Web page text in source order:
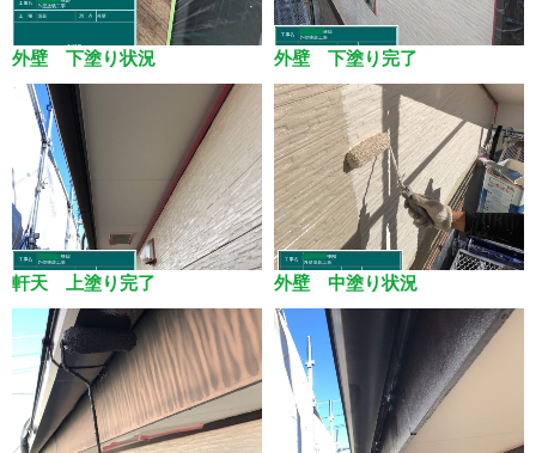
外壁 下塗り状況 外壁 下塗り完了
軒天 上塗り完了 外壁 中塗り状況